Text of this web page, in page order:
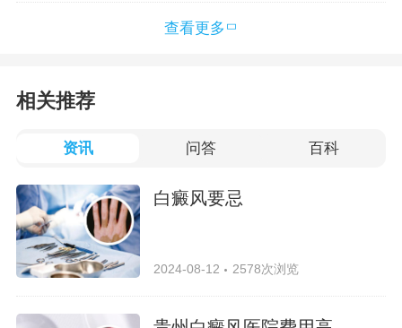
查看更多
相关推荐
资讯 问答 百科
白癜风要忌
2024-08-12 2578次浏览